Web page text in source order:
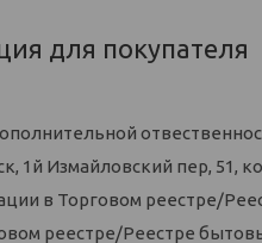
для покупателя
1й Измайловский пер, 51,
в Торговом реестре/
реестре/Реестре